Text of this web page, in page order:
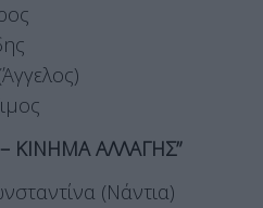
ΚΙΝΗΜΑ ΑΛΛΑΓΗΣ”
(Νάντια)